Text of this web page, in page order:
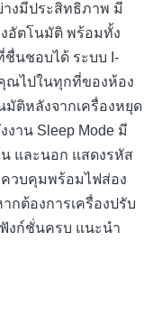
างมีประสิทธิภาพ มี
งอัตโนมัติ พร้อมทั้ง
ชื่นชอบได้ ระบบ I-
ณไปในทุกที่ของห้อง
ติหลังจากเครื่องหยุด
าน Sleep Mode มี
น และนอก แสดงรหัส
วบคุมพร้อมไฟส่อง
กต้องการเครื่องปรับ
งก์ชั่นครบ แนะนำ